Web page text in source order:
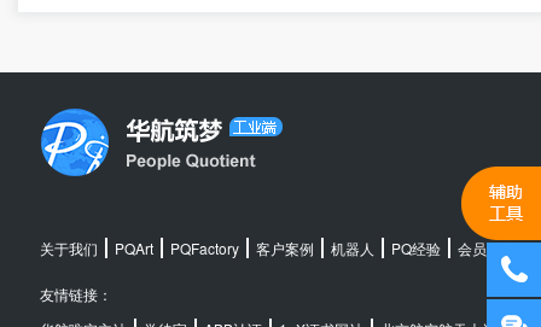
关于我们 PQArt PQFactory 客户案例 机器人 PQ经验 会员中心
友情链接：